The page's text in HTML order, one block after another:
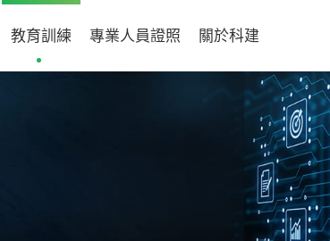
教育訓練 專業人員證照 關於科建